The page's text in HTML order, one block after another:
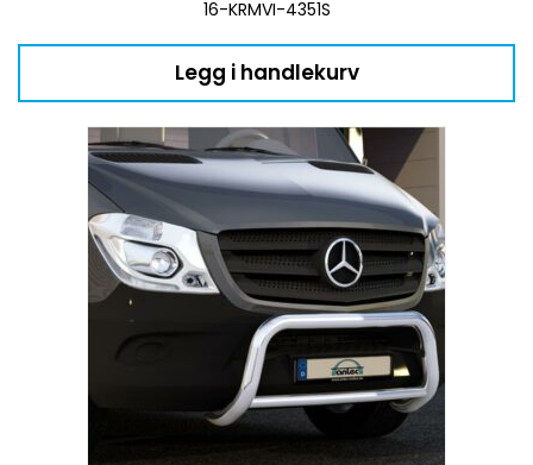
16-KRMVI-4351S
Legg i handlekurv